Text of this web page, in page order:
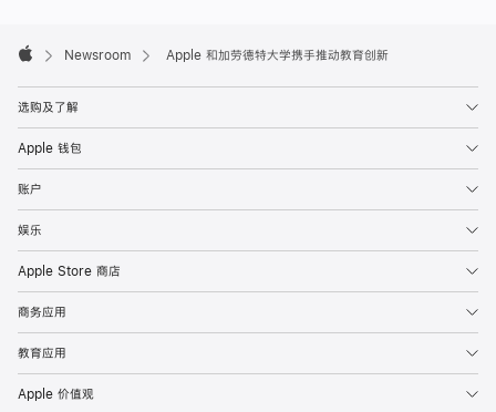
Footer

Newsroom Apple 和加劳德特大学携手推动教育创新
选购及了解
Apple 钱包
账户
娱乐
Apple Store 商店
商务应用
教育应用
Apple 价值观